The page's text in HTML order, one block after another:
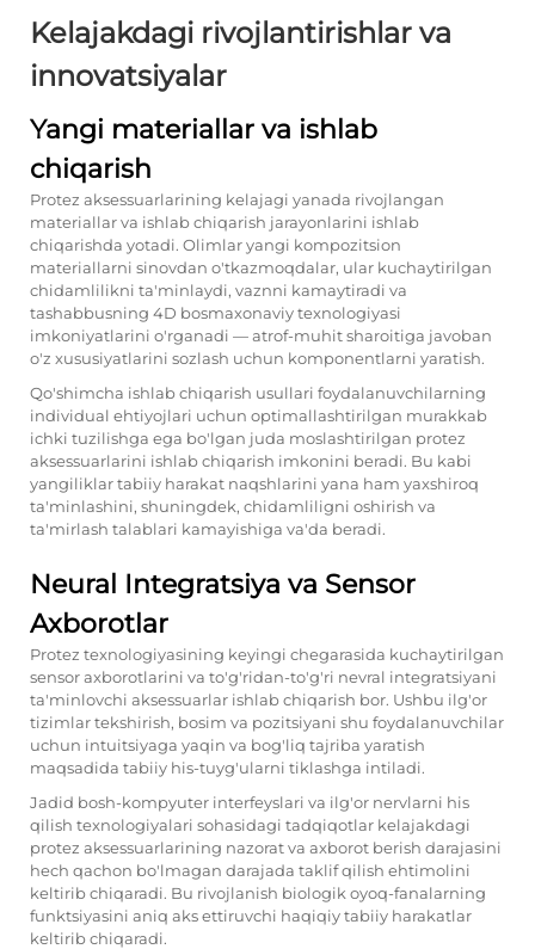
Kelajakdagi rivojlantirishlar va
innovatsiyalar
Yangi materiallar va ishlab
chiqarish
Protez aksessuarlarining kelajagi yanada rivojlangan
materiallar va ishlab chiqarish jarayonlarini ishlab
chiqarishda yotadi. Olimlar yangi kompozitsion
materiallarni sinovdan o'tkazmoqdalar, ular kuchaytirilgan
chidamlilikni ta'minlaydi, vaznni kamaytiradi va
tashabbusning 4D bosmaxonaviy texnologiyasi
imkoniyatlarini o'rganadi — atrof-muhit sharoitiga javoban
o'z xususiyatlarini sozlash uchun komponentlarni yaratish.
Qo'shimcha ishlab chiqarish usullari foydalanuvchilarning
individual ehtiyojlari uchun optimallashtirilgan murakkab
ichki tuzilishga ega bo'lgan juda moslashtirilgan protez
aksessuarlarini ishlab chiqarish imkonini beradi. Bu kabi
yangiliklar tabiiy harakat naqshlarini yana ham yaxshiroq
ta'minlashini, shuningdek, chidamliligni oshirish va
ta'mirlash talablari kamayishiga va'da beradi.
Neural Integratsiya va Sensor
Axborotlar
Protez texnologiyasining keyingi chegarasida kuchaytirilgan
sensor axborotlarini va to'g'ridan-to'g'ri nevral integratsiyani
ta'minlovchi aksessuarlar ishlab chiqarish bor. Ushbu ilg'or
tizimlar tekshirish, bosim va pozitsiyani shu foydalanuvchilar
uchun intuitsiyaga yaqin va bog'liq tajriba yaratish
maqsadida tabiiy his-tuyg'ularni tiklashga intiladi.
Jadid bosh-kompyuter interfeyslari va ilg'or nervlarni his
qilish texnologiyalari sohasidagi tadqiqotlar kelajakdagi
protez aksessuarlarining nazorat va axborot berish darajasini
hech qachon bo'lmagan darajada taklif qilish ehtimolini
keltirib chiqaradi. Bu rivojlanish biologik oyoq-fanalarning
funktsiyasini aniq aks ettiruvchi haqiqiy tabiiy harakatlar
keltirib chiqaradi.